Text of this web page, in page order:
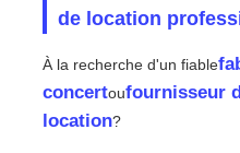
de location
À la recherche d'un fiable
concertoufournisseur
location?